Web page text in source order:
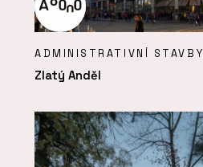
ADMINISTRATIVNÍ STAVBY
Zlatý Anděl